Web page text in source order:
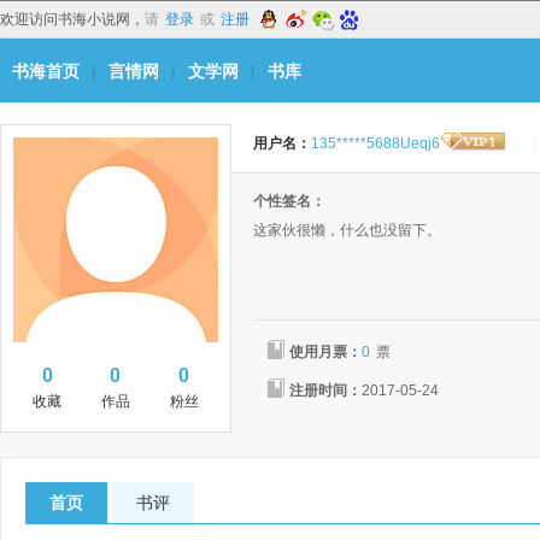
欢迎访问书海小说网， 请 登录 或 注册
书海首页 | 言情网 | 文学网 | 书库
0
收藏
0
作品
0
粉丝
用户名： 135*****5688Ueqj6
个性签名：
这家伙很懒，什么也没留下。
使用月票： 0 票
注册时间： 2017-05-24
首页 书评